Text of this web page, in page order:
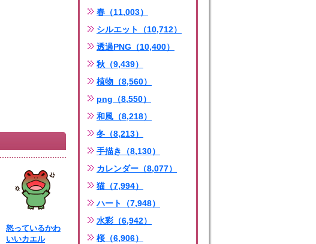
怒っているかわ
いいカエル
春（11,003）
シルエット（10,712）
透過PNG（10,400）
秋（9,439）
植物（8,560）
png（8,550）
和風（8,218）
冬（8,213）
手描き（8,130）
カレンダー（8,077）
猫（7,994）
ハート（7,948）
水彩（6,942）
桜（6,906）